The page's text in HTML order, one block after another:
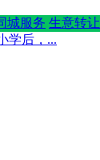
城服务 生意转让
学后，...